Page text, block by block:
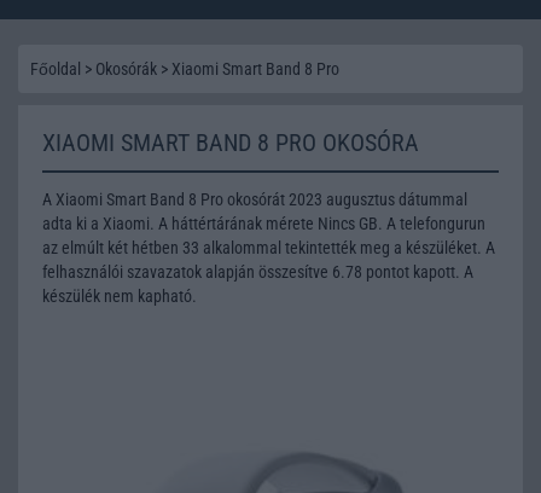
Főoldal > Okosórák > Xiaomi Smart Band 8 Pro
XIAOMI SMART BAND 8 PRO OKOSÓRA
A Xiaomi Smart Band 8 Pro okosórát 2023 augusztus dátummal
adta ki a Xiaomi. A háttértárának mérete Nincs GB. A telefongurun
az elmúlt két hétben 33 alkalommal tekintették meg a készüléket. A
felhasználói szavazatok alapján összesítve 6.78 pontot kapott. A
készülék nem kapható.